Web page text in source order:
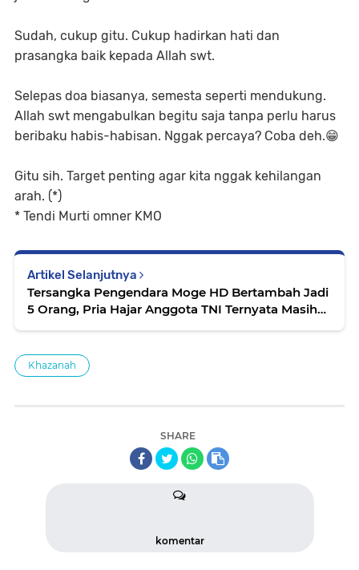
Sudah, cukup gitu. Cukup hadirkan hati dan
prasangka baik kepada Allah swt.
Selepas doa biasanya, semesta seperti mendukung.
Allah swt mengabulkan begitu saja tanpa perlu harus
beribaku habis-habisan. Nggak percaya? Coba deh.😁
Gitu sih. Target penting agar kita nggak kehilangan
arah. (*)
* Tendi Murti omner KMO
Artikel Selanjutnya
Tersangka Pengendara Moge HD Bertambah Jadi
5 Orang, Pria Hajar Anggota TNI Ternyata Masih
Khazanah
SHARE
komentar